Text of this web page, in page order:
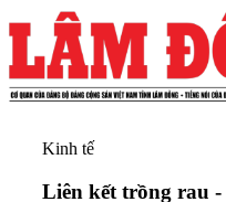
Kinh tế
Liên kết trồng rau